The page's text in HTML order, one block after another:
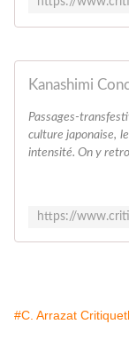
Passages-
culture japonaise,
intensité. On y
#C. Arrazat